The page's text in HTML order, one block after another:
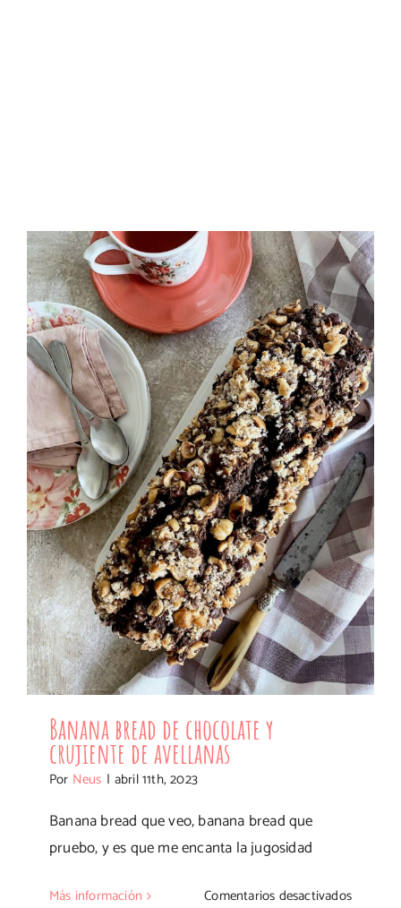
Banana bread de chocolate y crujiente de
avellanas
Banana bread de chocolate y
crujiente de avellanas
Por Neus | abril 11th, 2023
Banana bread que veo, banana bread que
pruebo, y es que me encanta la jugosidad
Más información Comentarios desactivadosen